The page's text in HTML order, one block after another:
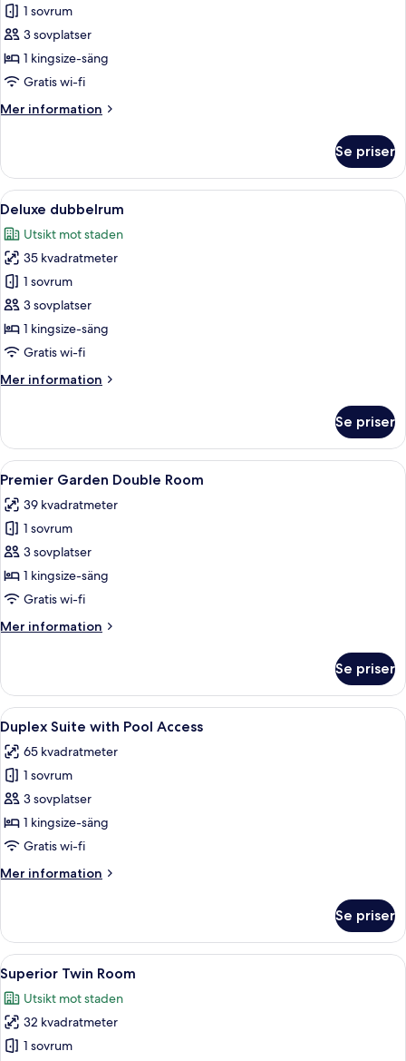
Superior
dubbelrum
1 sovrum
3 sovplatser
1 kingsize-säng
Gratis wi-fi
Mer information
Mer
dubbelrum
Se priser
Öppna
alla
foton
för
Deluxe
dubbelrum
Ett modernt hotellrum med en stor
4
Deluxe dubbelrum
Utsikt mot staden
35 kvadratmeter
1 sovrum
3 sovplatser
1 kingsize-säng
Gratis wi-fi
Mer information
Mer
dubbelrum
Se priser
Öppna
alla
foton
för
Premier
Garden
Double
Ett hotellrum med en stor säng, ett
7
Premier Garden Double Room
39 kvadratmeter
1 sovrum
3 sovplatser
1 kingsize-säng
Gratis wi-fi
Mer information
Mer
Garden
Double
Room
Se priser
Öppna
alla
foton
för
Duplex
Suite
with
Access
Ett modernt hotellrum med en stor
5
Duplex Suite with Pool Access
65 kvadratmeter
1 sovrum
3 sovplatser
1 kingsize-säng
Gratis wi-fi
Mer information
Mer
Suite
with
Pool
Access
Se priser
Öppna
alla
foton
för
Superior
Ett modernt hotellrum med en stor
4
Superior Twin Room
Utsikt mot staden
32 kvadratmeter
1 sovrum